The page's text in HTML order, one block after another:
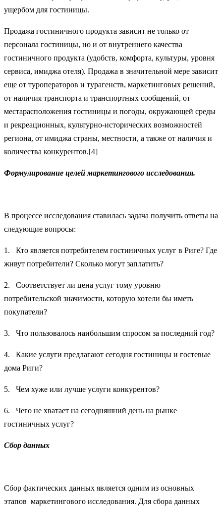
ущербом для гостиницы.
Продажа гостиничного продукта зависит не только от
персонала гостиницы, но и от внутреннего качества
гостиничного продукта (удобств, комфорта, культуры, уровня
сервиса, имиджа отеля). Продажа в значительной мере зависит
еще от туроператоров и турагенств, маркетинговых решений,
от наличия транспорта и транспортных сообщений, от
местарасположения гостиницы и погоды, окружающей среды
и рекреационных, культурно-исторических возможностей
региона, от имиджа страны, местности, а также от наличия и
количества конкурентов.[4]
Формулирование целей маркетингового исследования.
В процессе исследования ставилась задача получить ответы на
следующие вопросы:
1. Кто является потребителем гостиничных услуг в Риге? Где
живут потребители? Сколько могут заплатить?
2. Соответствует ли цена услуг тому уровню
потребительской значимости, которую хотели бы иметь
покупатели?
3. Что пользовалось наибольшим спросом за последний год?
4. Какие услуги предлагают сегодня гостиницы и гостевые
дома Риги?
5. Чем хуже или лучше услуги конкурентов?
6. Чего не хватает на сегодняшний день на рынке
гостиничных услуг?
Сбор данных
Сбор фактических данных является одним из основных
этапов маркетингового исследования. Для сбора данных